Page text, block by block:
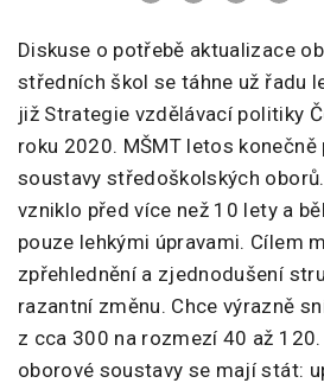
Diskuse o potřebě aktualizace
středních škol se táhne už řadu
již Strategie vzdělávací politiky
roku 2020. MŠMT letos
soustavy středoškolských
vzniklo před více než 10 lety a
pouze lehkými úpravami. Cílem
zpřehlednění a zjednodušení
razantní změnu. Chce výrazně
z cca 300 na rozmezí 40 až
oborové soustavy se mají stát: